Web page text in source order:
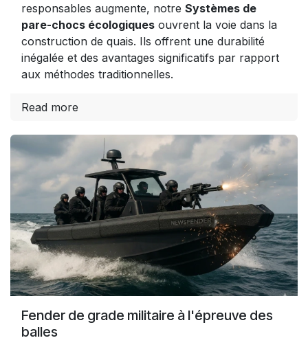
responsables augmente, notre Systèmes de
pare-chocs écologiques ouvrent la voie dans la
construction de quais. Ils offrent une durabilité
inégalée et des avantages significatifs par rapport
aux méthodes traditionnelles.
Read more
Fender de grade militaire à l'épreuve des
balles